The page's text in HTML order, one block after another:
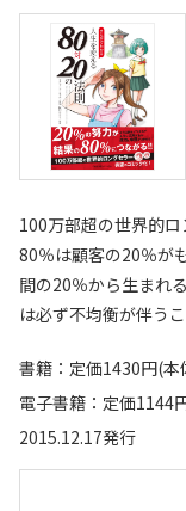
100万部超の世界的
80％は顧客の20％が
間の20％から生まれ
は必ず不均衡が伴う
書籍：定価1430円(本
電子書籍：定価1144
2015.12.17発行